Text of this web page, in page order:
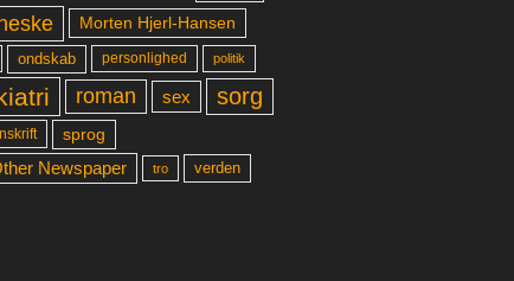
Morten Hjerl-Hansen
ondskab personlighed politik
roman sex sorg
sprog
Newspaper tro verden